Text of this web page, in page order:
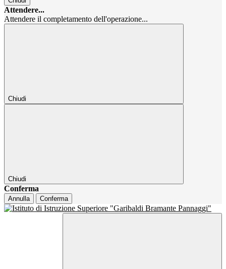
Attendere...
Attendere il completamento dell'operazione...
Chiudi
Chiudi
Conferma
Annulla Conferma